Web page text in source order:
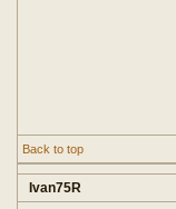
Back to top
Ivan75R